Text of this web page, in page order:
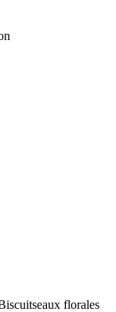
eaux florales